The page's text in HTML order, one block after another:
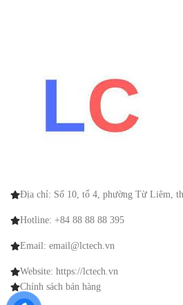
Địa chỉ: Số 10, tổ 4, phường Từ Liêm,
Hotline: +84 88 88 88 395
Email: email@lctech.vn
Website: https://lctech.vn
Chính sách bán hàng